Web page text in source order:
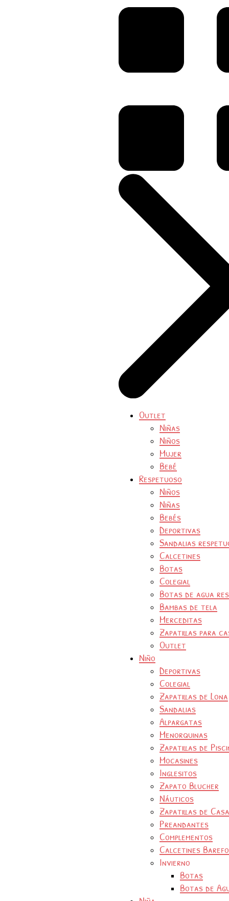
Outlet
Niñas
Niños
Mujer
Bebé
Respetuoso
Niños
Niñas
Bebés
Deportivas
Sandalias
Calcetines
Botas
Colegial
Botas de agua
Bambas de tela
Merceditas
Zapatillas para
Outlet
Niño
Deportivas
Colegial
Zapatillas de Lona
Sandalias
Alpargatas
Menorquinas
Zapatillas de
Mocasines
Inglesitos
Zapato Blucher
Náuticos
Zapatillas de Casa
Preandantes
Complementos
Calcetines
Invierno
Botas
Botas de